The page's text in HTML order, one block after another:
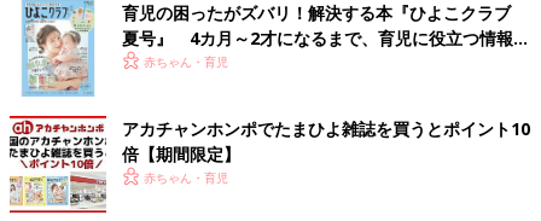
育児の困ったがズバリ！解決する本『ひよこクラブ
夏号』 4カ月～2才になるまで、育児に役立つ情報が
いっぱい！
赤ちゃん・育児
アカチャンホンポでたまひよ雑誌を買うとポイント10
倍【期間限定】
赤ちゃん・育児